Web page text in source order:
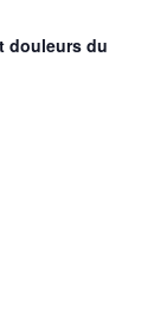
douleurs du